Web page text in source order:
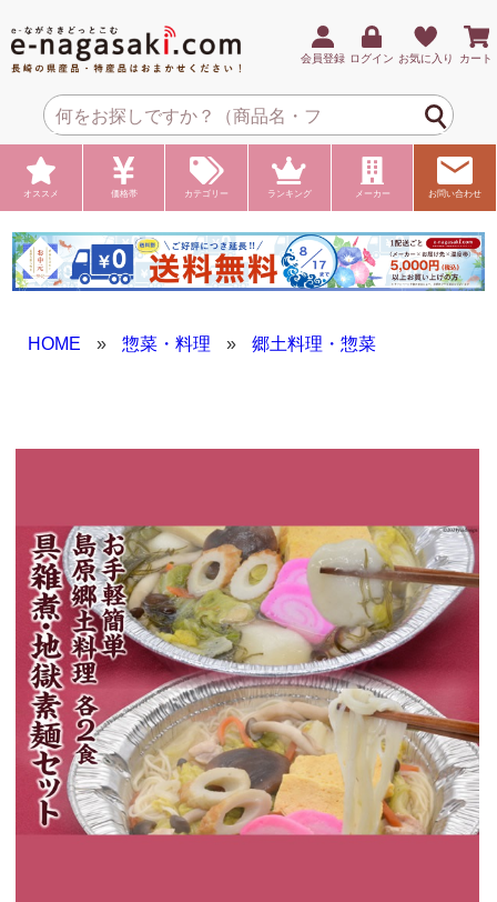
会員登録 ログイン お気に入り カート
オススメ 価格帯 カテゴリー ランキング メーカー お問い合わせ
HOME » 惣菜・料理 » 郷土料理・惣菜